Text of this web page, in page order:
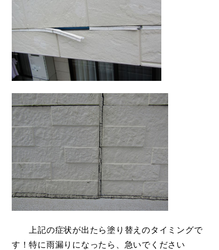
上記の症状が出たら塗り替えのタイミングで
す！特に雨漏りになったら、急いでください